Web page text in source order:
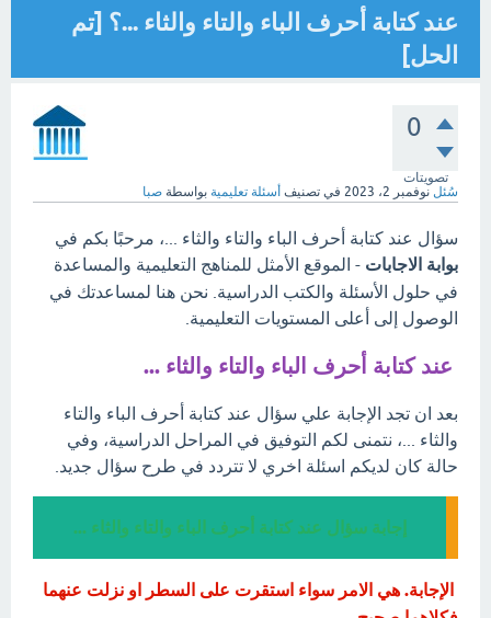
عند كتابة أحرف الباء والتاء والثاء ...؟ [تم
الحل]
0
تصويتات
سُئل نوفمبر 2، 2023 في تصنيف أسئلة تعليمية بواسطة صبا
سؤال عند كتابة أحرف الباء والتاء والثاء ...، مرحبًا بكم في
بوابة الاجابات - الموقع الأمثل للمناهج التعليمية والمساعدة
في حلول الأسئلة والكتب الدراسية. نحن هنا لمساعدتك في
الوصول إلى أعلى المستويات التعليمية.
عند كتابة أحرف الباء والتاء والثاء ...
بعد ان تجد الإجابة علي سؤال عند كتابة أحرف الباء والتاء
والثاء ...، نتمنى لكم التوفيق في المراحل الدراسية، وفي
حالة كان لديكم اسئلة اخري لا تتردد في طرح سؤال جديد.
إجابة سؤال عند كتابة أحرف الباء والتاء والثاء ...
الإجابة. هي الامر سواء استقرت على السطر او نزلت عنهما